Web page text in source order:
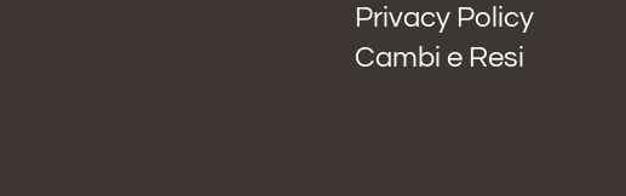
Privacy Policy
Cambi e Resi